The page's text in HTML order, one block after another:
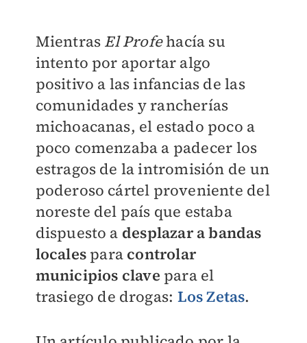
Mientras El Profehacía su
intento por aportar algo
positivo a las infancias de las
comunidades y rancherías
michoacanas, el estado poco a
poco comenzaba a padecer los
estragos de la intromisión de un
poderoso cártel proveniente del
noreste del país que estaba
dispuesto a desplazar a bandas
localespara controlar
municipios clave para el
trasiego de drogas: Los Zetas.